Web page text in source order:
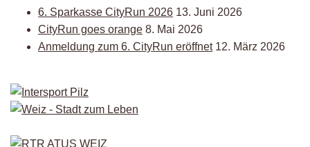
6. Sparkasse CityRun 2026 13. Juni 2026
CityRun goes orange 8. Mai 2026
Anmeldung zum 6. CityRun eröffnet 12. März 2026